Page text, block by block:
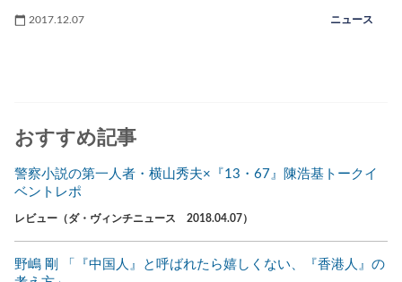
2017.12.07 ニュース
おすすめ記事
警察小説の第一人者・横山秀夫×『13・67』陳浩基トークイ
ベントレポ
レビュー（ダ・ヴィンチニュース 2018.04.07）
野嶋 剛 「『中国人』と呼ばれたら嬉しくない、『香港人』の